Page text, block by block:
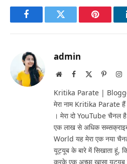
FacebookTwitter Pinterest
admin
WebsiteFacebook Pinterest
Kritika Parate |
मेरा नाम Kritika Parate
। मेरा दो YouTube
एक लाख से अधिक
World यह मेरा एक नया
यूट्यूब के बारे में सिखाता हूं,
करके एक अच्छा खासा